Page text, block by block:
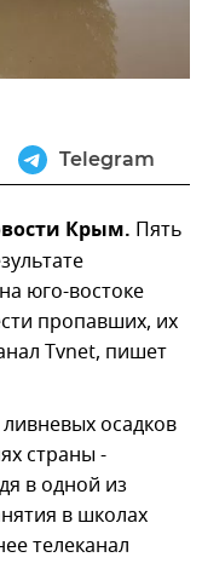
Telegram
Крым. Пять
юго-востоке
пропавших, их
Tvnet, пишет
осадков
страны -
в одной из
в школах
телеканал